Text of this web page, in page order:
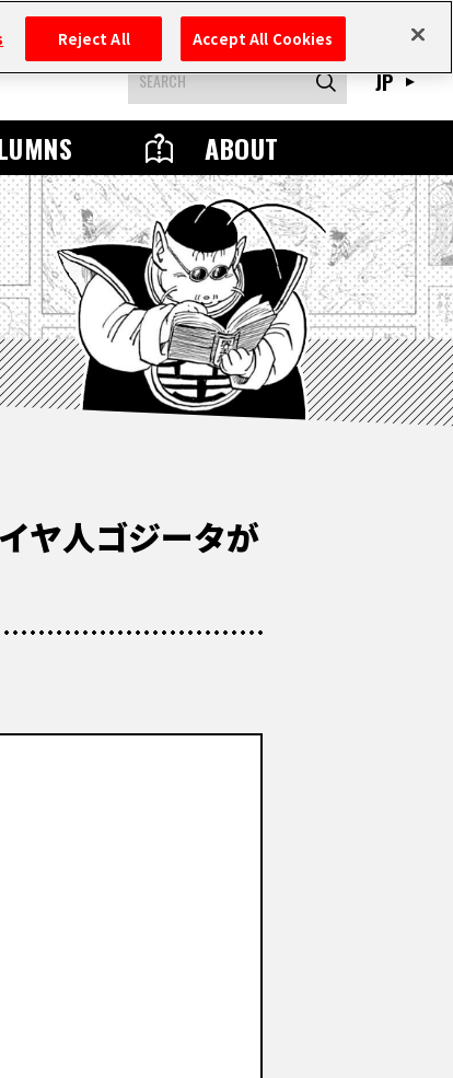
ABOUT
JP
ヤ人ゴジータが
Reject All Accept All Cookies